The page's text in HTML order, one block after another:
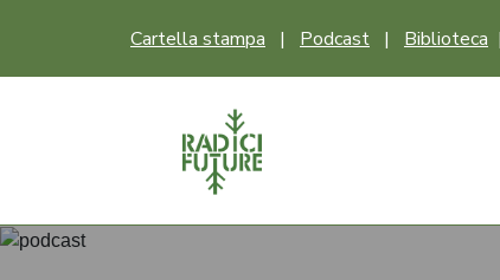
Cartella stampa | Podcast | Biblioteca